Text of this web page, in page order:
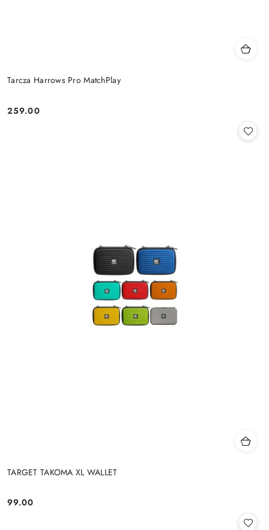
Tarcza Harrows Pro MatchPlay
Cena:
259.00
TARGET TAKOMA XL WALLET
Cena:
99.00